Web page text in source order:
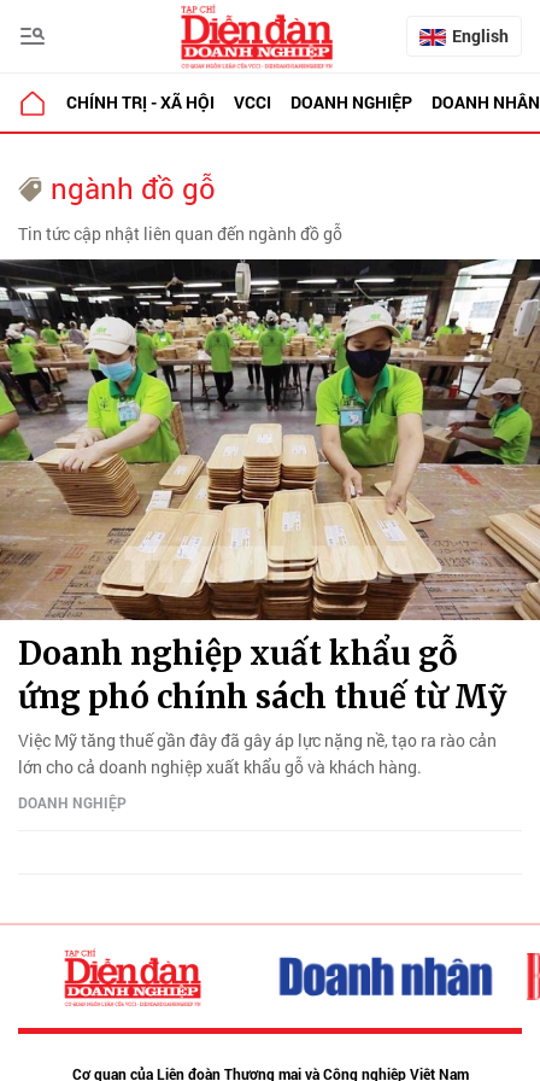
English
CHÍNH TRỊ - XÃ HỘI VCCI DOANH NGHIỆP DOANH NHÂN
ngành đồ gỗ
Tin tức cập nhật liên quan đến ngành đồ gỗ
Doanh nghiệp xuất khẩu gỗ
ứng phó chính sách thuế từ Mỹ
Việc Mỹ tăng thuế gần đây đã gây áp lực nặng nề, tạo ra rào cản
lớn cho cả doanh nghiệp xuất khẩu gỗ và khách hàng.
DOANH NGHIỆP
Cơ quan của Liên đoàn Thương mại và Công nghiệp Việt Nam